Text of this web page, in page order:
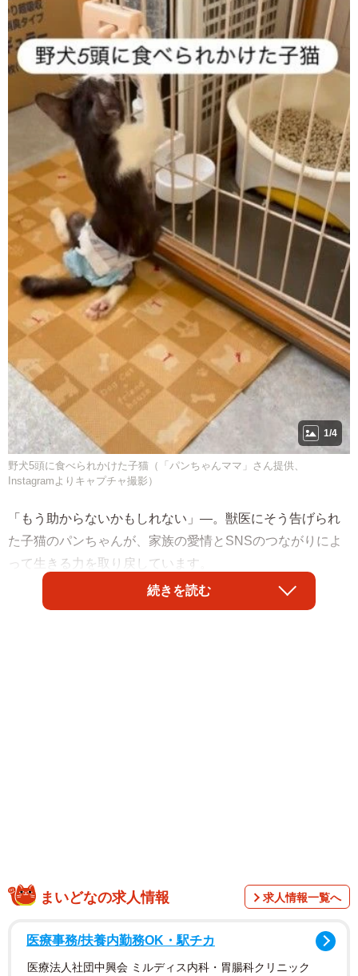
1/4
野犬5頭に食べられかけた子猫（「パンちゃんママ」さん提供、
Instagramよりキャプチャ撮影）
「もう助からないかもしれない」―。獣医にそう告げられ
た子猫のパンちゃんが、家族の愛情とSNSのつながりによ
って生きる力を取り戻しています。
野犬に襲われ、絶望的な状態で発見
続きを読む
まいどなの求人情報 求人情報一覧へ
医療事務/扶養内勤務OK・駅チカ
医療法人社団中興会 ミルディス内科・胃腸科クリニック